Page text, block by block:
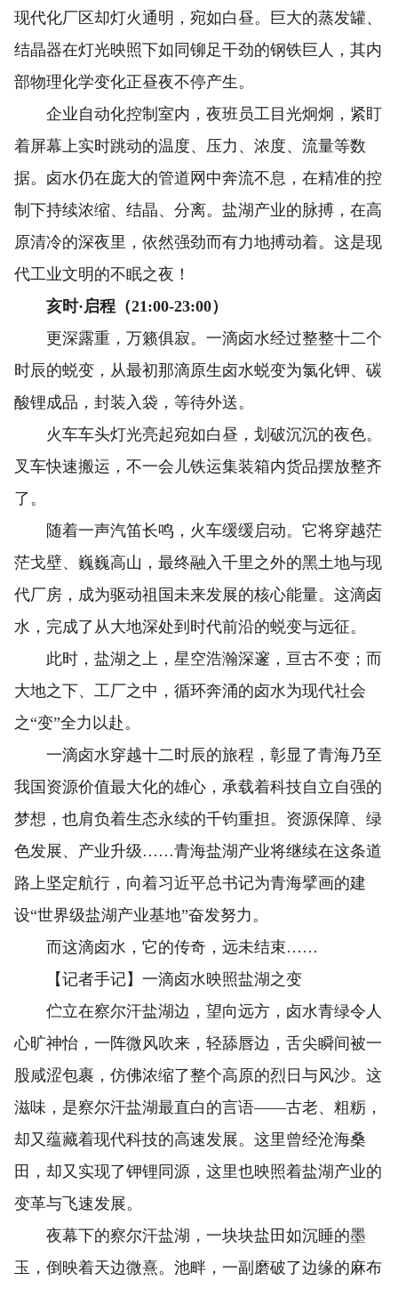
现代化厂区却灯火通明，宛如白昼。巨大的蒸发罐、
结晶器在灯光映照下如同铆足干劲的钢铁巨人，其内
部物理化学变化正昼夜不停产生。
企业自动化控制室内，夜班员工目光炯炯，紧盯
着屏幕上实时跳动的温度、压力、浓度、流量等数
据。卤水仍在庞大的管道网中奔流不息，在精准的控
制下持续浓缩、结晶、分离。盐湖产业的脉搏，在高
原清冷的深夜里，依然强劲而有力地搏动着。这是现
代工业文明的不眠之夜！
亥时·启程（21:00-23:00）
更深露重，万籁俱寂。一滴卤水经过整整十二个
时辰的蜕变，从最初那滴原生卤水蜕变为氯化钾、碳
酸锂成品，封装入袋，等待外送。
火车车头灯光亮起宛如白昼，划破沉沉的夜色。
叉车快速搬运，不一会儿铁运集装箱内货品摆放整齐
了。
随着一声汽笛长鸣，火车缓缓启动。它将穿越茫
茫戈壁、巍巍高山，最终融入千里之外的黑土地与现
代厂房，成为驱动祖国未来发展的核心能量。这滴卤
水，完成了从大地深处到时代前沿的蜕变与远征。
此时，盐湖之上，星空浩瀚深邃，亘古不变；而
大地之下、工厂之中，循环奔涌的卤水为现代社会
之“变”全力以赴。
一滴卤水穿越十二时辰的旅程，彰显了青海乃至
我国资源价值最大化的雄心，承载着科技自立自强的
梦想，也肩负着生态永续的千钧重担。资源保障、绿
色发展、产业升级……青海盐湖产业将继续在这条道
路上坚定航行，向着习近平总书记为青海擘画的建
设“世界级盐湖产业基地”奋发努力。
而这滴卤水，它的传奇，远未结束……
【记者手记】一滴卤水映照盐湖之变
伫立在察尔汗盐湖边，望向远方，卤水青绿令人
心旷神怡，一阵微风吹来，轻舔唇边，舌尖瞬间被一
股咸涩包裹，仿佛浓缩了整个高原的烈日与风沙。这
滋味，是察尔汗盐湖最直白的言语——古老、粗粝，
却又蕴藏着现代科技的高速发展。这里曾经沧海桑
田，却又实现了钾锂同源，这里也映照着盐湖产业的
变革与飞速发展。
夜幕下的察尔汗盐湖，一块块盐田如沉睡的墨
玉，倒映着天边微熹。池畔，一副磨破了边缘的麻布